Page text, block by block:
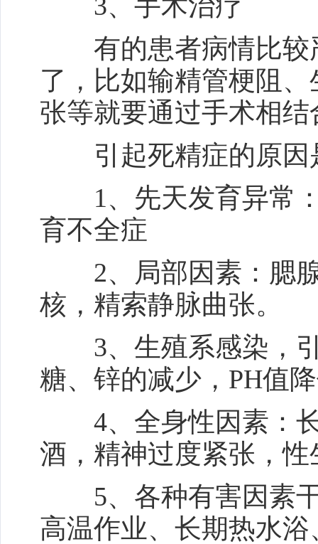
有的患者病情比较
了，比如输精管梗阻
张等就要通过手术相
引起死精症的原因
1、先天发育异常：
育不全症
2、局部因素：腮腺
核，精索静脉曲张。
3、生殖系感染，引
糖、锌的减少，PH值
4、全身性因素：长
酒，精神过度紧张，性
5、各种有害因素干
高温作业、长期热水